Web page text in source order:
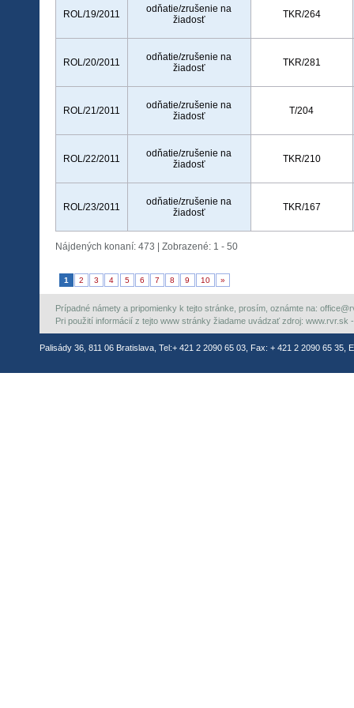
ROL/19/2011
odňatie/zrušenie na
žiadosť
TKR/264
ROL/20/2011
odňatie/zrušenie na
žiadosť
TKR/281
ROL/21/2011
odňatie/zrušenie na
žiadosť
T/204
ROL/22/2011
odňatie/zrušenie na
žiadosť
TKR/210
ROL/23/2011
odňatie/zrušenie na
žiadosť
TKR/167
Nájdených konaní: 473 | Zobrazené: 1 - 50
1 2 3 4 5 6 7 8 9 10 »
Prípadné námety a pripomienky k tejto stránke, prosím, oznámte na:
Pri použití informácií z tejto www stránky žiadame uvádzať zdroj: www.rvr.sk
Palisády 36, 811 06 Bratislava, Tel:+ 421 2 2090 65 03, Fax: + 421 2 2090 65 35,